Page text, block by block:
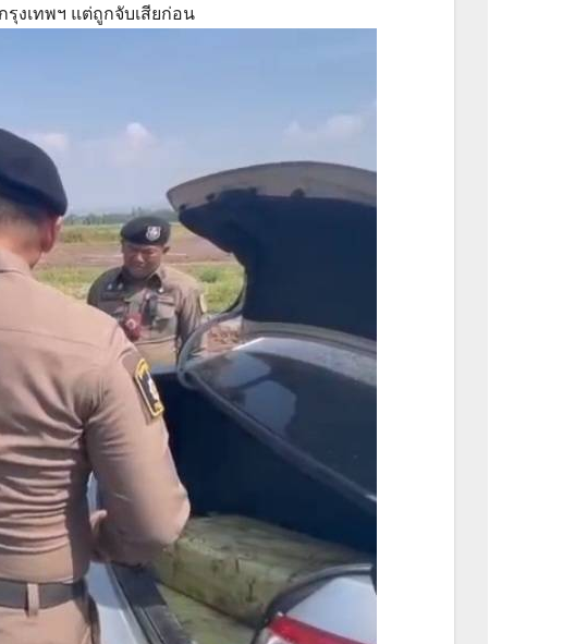
รุงเทพฯ แต่ถูกจับเสียก่อน